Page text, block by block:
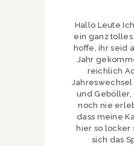
Hallo Leute
ein ganz
hoffe, ihr seid
Jahr
reichlich
und Geböller,
noch nie
dass meine
hier so locker
sich das